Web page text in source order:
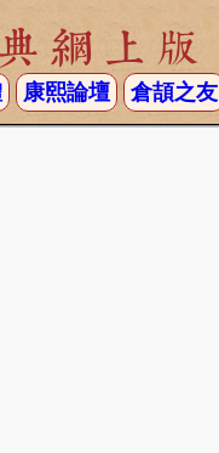
網上版
康熙論壇 倉頡之友